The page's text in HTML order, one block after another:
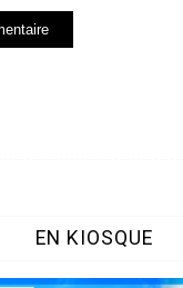
EN KIOSQUE